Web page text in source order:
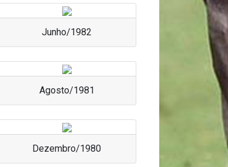
Junho/1982
Agosto/1981
Dezembro/1980